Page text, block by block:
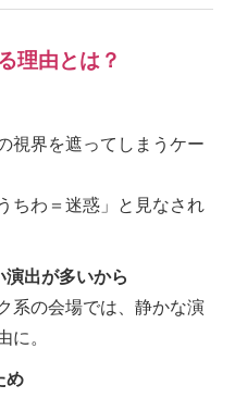
理由とは？
視界を遮ってしまうケー
ちわ＝迷惑」と見なされ
出が多いから
系の会場では、静かな演
に。
め